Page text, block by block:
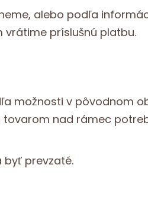
alebo podľa
vrátime príslušnú platbu.
možnosti v pôvodnom
nad rámec
byť prevzaté.